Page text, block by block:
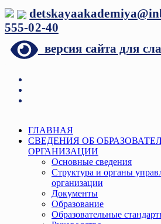
Перейти
к
содержимому
555-02-40
версия сайта для
МенюГЛАВНАЯ
СВЕДЕНИЯ ОБ
ОРГАНИЗАЦИИ
Основные сведения
Структура и органы
организации
Документы
Образование
Образовательные